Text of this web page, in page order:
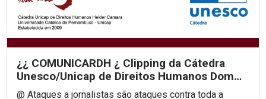
¿¿ COMUNICARDH ¿ Clipping da Cátedra
Unesco/Unicap de Direitos Humanos Dom
Helder Camara
@ Ataques a jornalistas são ataques contra toda a